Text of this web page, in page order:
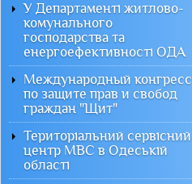
У Департаменті житлово-
комунального
господарства та
енергоефективності ОДА
Международный конгресс
по защите прав и свобод
граждан "Щит"
Територіальний сервісний
центр МВС в Одеській
області